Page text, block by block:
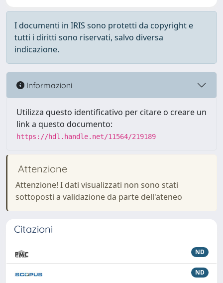
I documenti in IRIS sono protetti da copyright e
tutti i diritti sono riservati, salvo diversa
indicazione.
Informazioni
Utilizza questo identificativo per citare o creare un
link a questo documento:
https://hdl.handle.net/11564/219189
Attenzione
Attenzione! I dati visualizzati non sono stati
sottoposti a validazione da parte dell'ateneo
Citazioni
ND
ND